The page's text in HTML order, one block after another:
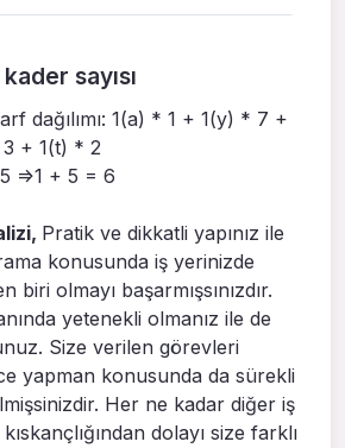
sayısı
dağılımı: 1(a) * 1 + 1(y) * 7 +
+ 1(t) * 2
=>1 + 5 = 6
Pratik ve dikkatli yapınız ile
konusunda iş yerinizde
biri olmayı başarmışsınızdır.
yetenekli olmanız ile de
Size verilen görevleri
yapman konusunda da sürekli
Her ne kadar diğer iş
dolayı size farklı